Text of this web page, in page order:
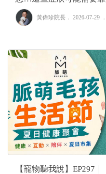
獸醫—黃偉珍
黃偉珍院長 ． 2026-07-29 ．
【寵物聽我說】EP297